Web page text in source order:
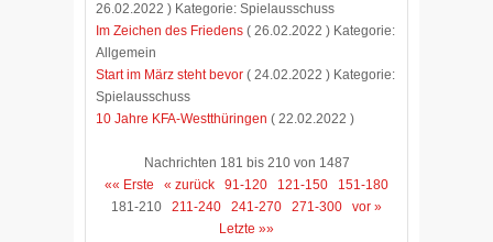
26.02.2022 ) Kategorie: Spielausschuss
Im Zeichen des Friedens ( 26.02.2022 ) Kategorie:
Allgemein
Start im März steht bevor ( 24.02.2022 ) Kategorie:
Spielausschuss
10 Jahre KFA-Westthüringen ( 22.02.2022 )
Nachrichten 181 bis 210 von 1487
«« Erste
« zurück 91-120 121-150
151-180
181-210
211-240 241-270 271-300
vor »
Letzte »»